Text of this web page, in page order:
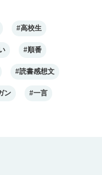
#高校生
#順番
#読書感想文
ン #一言